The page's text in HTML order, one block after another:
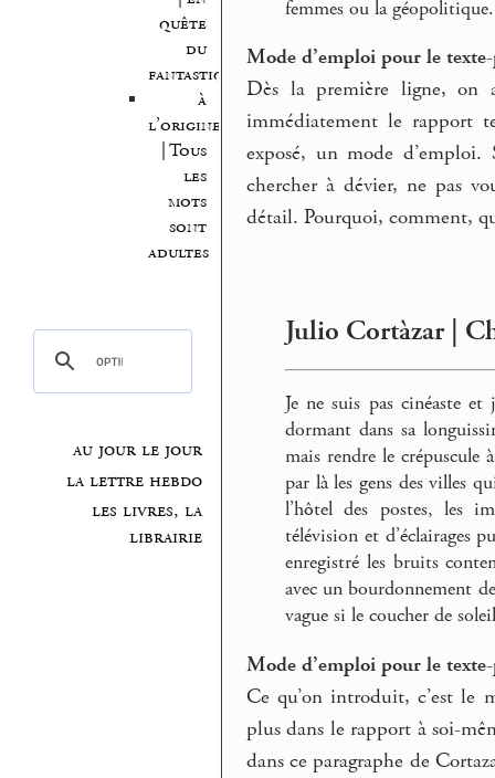
quête
du
fantastique
à
l’origine
| Tous
les
mots
sont
adultes
au jour le jour
la lettre hebdo
les livres, la
librairie
femmes ou la géopolitique.
Mode d’emploi pour le
Dès la première ligne, on
immédiatement le rapport
exposé, un mode
chercher à dévier, ne pas
détail. Pourquoi, comment,
Julio Cortàzar |
Je ne suis pas cinéaste
dormant dans sa
mais rendre le crépuscule
par là les gens des villes
l’hôtel des postes, les
télévision et d’éclairages
enregistré les bruits
avec un bourdonnement
vague si le coucher de
Mode d’emploi pour le
Ce qu’on introduit, c’est le
plus dans le rapport à soi-
dans ce paragraphe de